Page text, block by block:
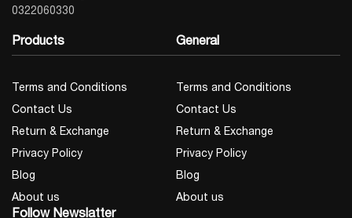
0322060330
Products
Terms and Conditions
Contact Us
Return & Exchange
Privacy Policy
Blog
About us
General
Terms and Conditions
Contact Us
Return & Exchange
Privacy Policy
Blog
About us
Follow Newslatter